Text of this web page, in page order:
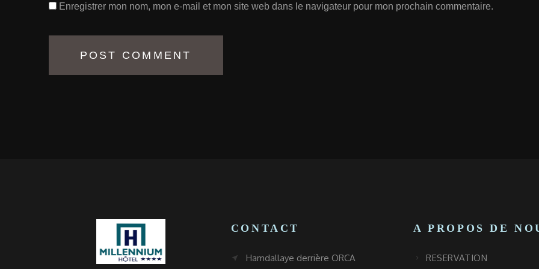
Enregistrer mon nom, mon e-mail et mon site web dans le navigateur pour mon prochain commentaire.
CONTACT
near_me Hamdallaye derrière ORCA
A PROPOS DE
RESERVATION